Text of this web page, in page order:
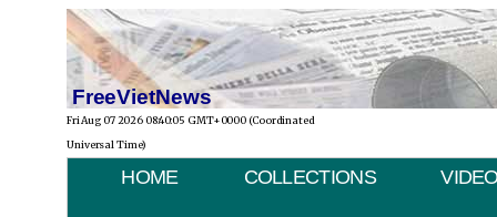
FreeVietNews
Fri Aug 07 2026 08:40:05 GMT+0000 (Coordinated
Universal Time)
HOME COLLECTIONS